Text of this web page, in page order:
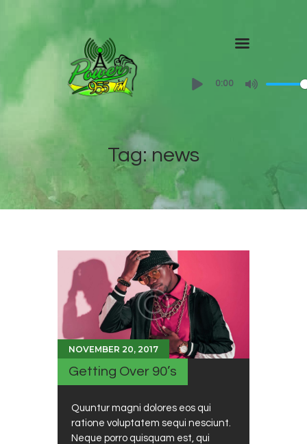
0:00
Tag: news
Home
Contact Us
NOVEMBER 20, 2017
Getting Over 90’s
Quuntur magni dolores eos qui
ratione voluptatem sequi nesciunt.
Neque porro quisquam est, qui